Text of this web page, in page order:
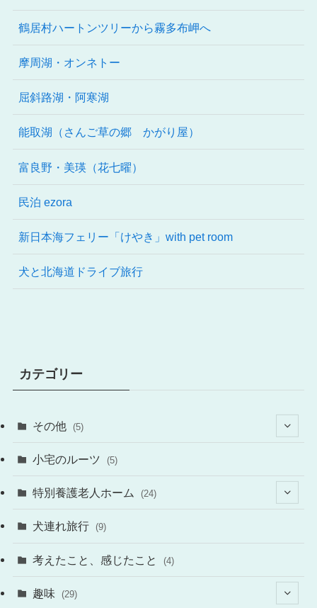
鶴居村ハートンツリーから霧多布岬へ
摩周湖・オンネトー
屈斜路湖・阿寒湖
能取湖（さんご草の郷 かがり屋）
富良野・美瑛（花七曜）
民泊 ezora
新日本海フェリー「けやき」with pet room
犬と北海道ドライブ旅行
カテゴリー
その他 (5)
(4)
小宅のルーツ (5)
特別養護老人ホーム (24)
(12)
(14)
犬連れ旅行 (9)
考えたこと、感じたこと (4)
趣味 (29)